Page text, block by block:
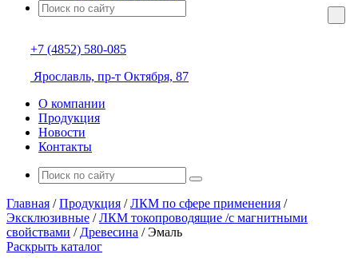
+7 (4852) 580-085
Ярославль, пр-т Октября, 87
О компании
Продукция
Новости
Контакты
Главная /Продукция /ЛКМ по сфере применения /
Эксклюзивные /ЛКМ токопроводящие /с магнитными
свойствами / Древесина /Эмаль
Раскрыть каталог